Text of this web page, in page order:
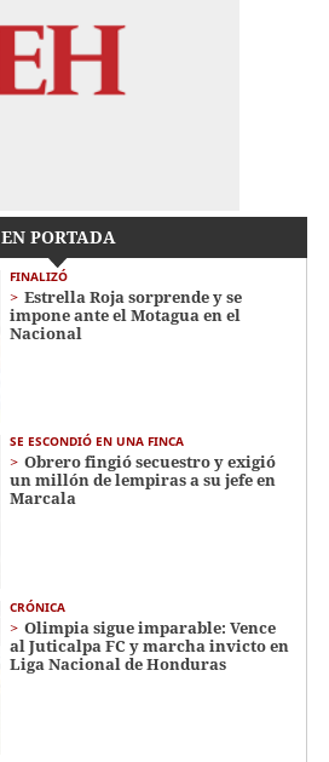
EN PORTADA
FINALIZÓ
Estrella Roja sorprende y se
impone ante el Motagua en el
Nacional
SE ESCONDIÓ EN UNA FINCA
Obrero fingió secuestro y exigió
un millón de lempiras a su jefe en
Marcala
CRÓNICA
Olimpia sigue imparable: Vence
al Juticalpa FC y marcha invicto en
Liga Nacional de Honduras